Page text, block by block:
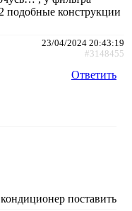
подобные конструкции
23/04/2024 20:43:19
#3148455
Ответить
поставить